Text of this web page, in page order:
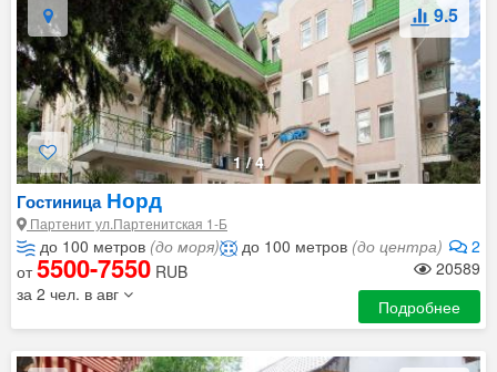
1/4
9.5
ГостиницаНорд
Партенит ул.Партенитская 1-Б
до 100 метров (до моря) 2
до 100 метров (до центра)
20589
от5500-7550 RUB
за 2 чел. в авг
Подробнее